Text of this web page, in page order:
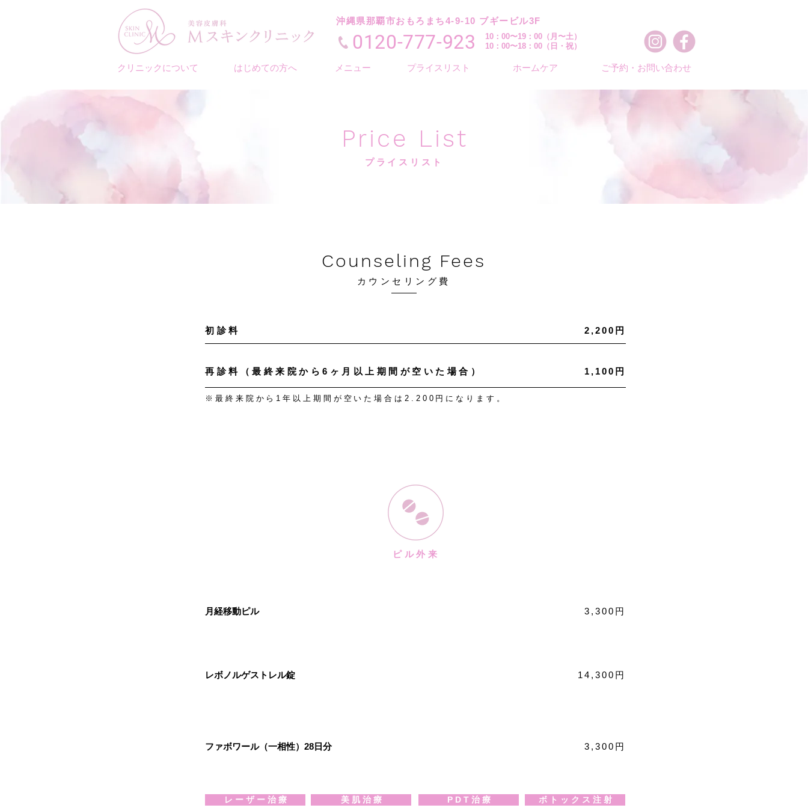
沖縄県那覇市おもろまち4-9-10 ブギービル3F
0120-777-923
10：00〜19：00（月〜土）
10：00〜18：00（日・祝）
クリニックについて はじめての方へ メニュー プライスリスト ホームケア ご予約・お問い合わせ
Price List
プライスリスト
Counseling Fees
カウンセリング費
初診料 2,200円
再診料（最終来院から6ヶ月以上期間が空いた場合） 1,100円
※最終来院から1年以上期間が空いた場合は2.200円になります。
ピル外来
月経移動ピル 3,300円
レボノルゲストレル錠 14,300円
ファボワール（一相性）28日分 3,300円
レ ー ザ ー 治 療 美 肌 治 療 P D T 治 療 ボ ト ッ ク ス 注 射